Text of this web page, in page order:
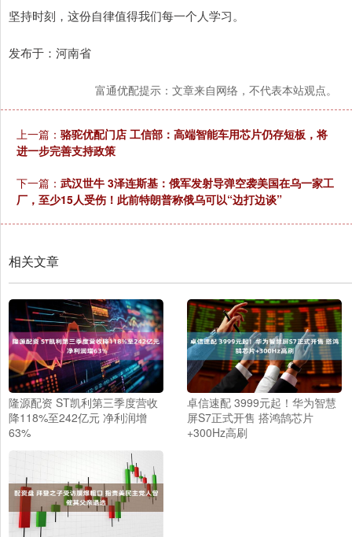
坚持时刻，这份自律值得我们每一个人学习。
发布于：河南省
富通优配提示：文章来自网络，不代表本站观点。
上一篇： 骆驼优配门店 工信部：高端智能车用芯片仍存短板，将
进一步完善支持政策
下一篇： 武汉世牛 3泽连斯基：俄军发射导弹空袭美国在乌一家工
厂，至少15人受伤！此前特朗普称俄乌可以“边打边谈”
相关文章
隆源配资 ST凯利第三季度营收
降118%至242亿元 净利润增
63%
卓信速配 3999元起！华为智慧
屏S7正式开售 搭鸿鹄芯片
+300Hz高刷